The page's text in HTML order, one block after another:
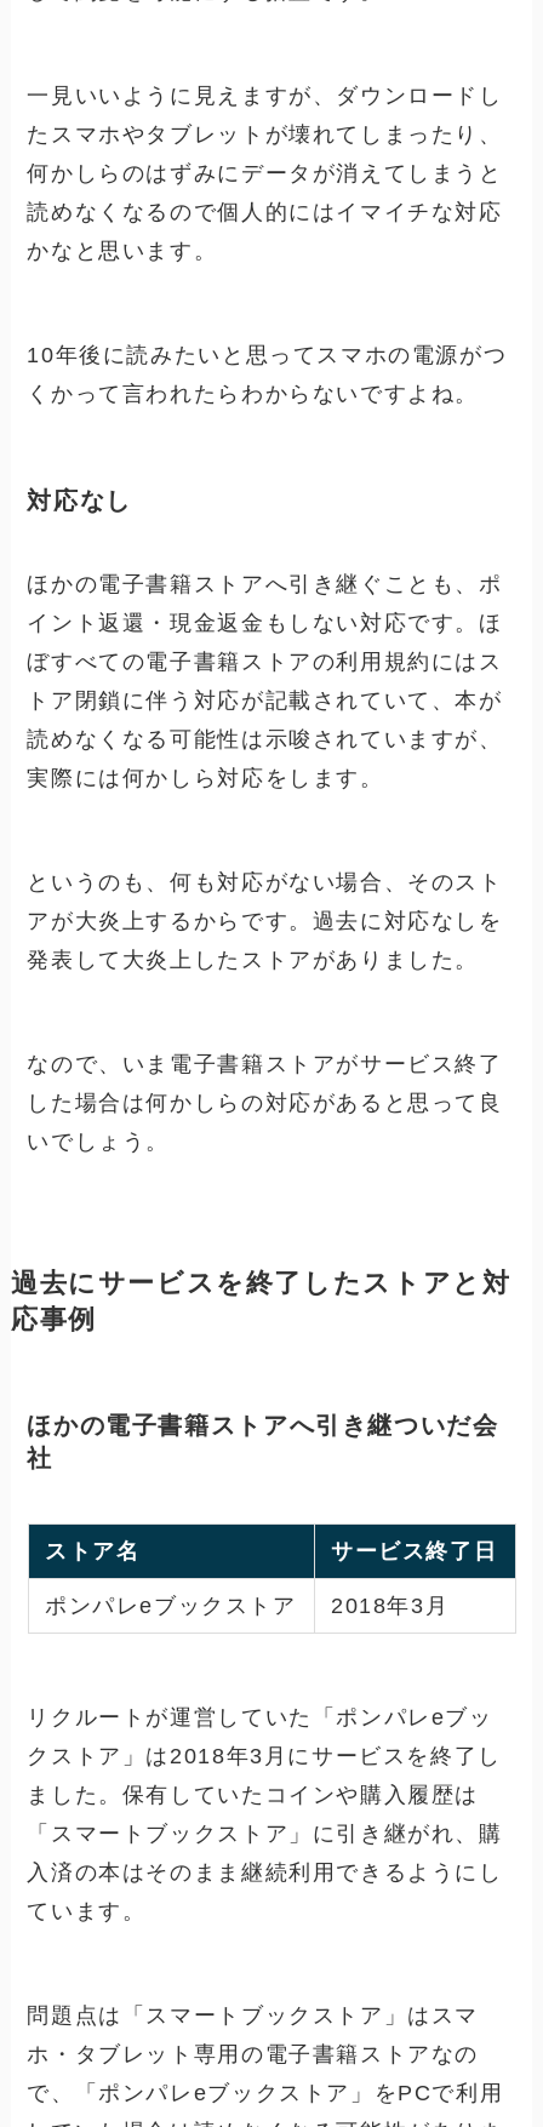
一見いいように見えますが、ダウンロードし
たスマホやタブレットが壊れてしまったり、
何かしらのはずみにデータが消えてしまうと
読めなくなるので個人的にはイマイチな対応
かなと思います。
10年後に読みたいと思ってスマホの電源がつ
くかって言われたらわからないですよね。
対応なし
ほかの電子書籍ストアへ引き継ぐことも、ポ
イント返還・現金返金もしない対応です。ほ
ぼすべての電子書籍ストアの利用規約にはス
トア閉鎖に伴う対応が記載されていて、本が
読めなくなる可能性は示唆されていますが、
実際には何かしら対応をします。
というのも、何も対応がない場合、そのスト
アが大炎上するからです。過去に対応なしを
発表して大炎上したストアがありました。
なので、いま電子書籍ストアがサービス終了
した場合は何かしらの対応があると思って良
いでしょう。
過去にサービスを終了したストアと対
応事例
ほかの電子書籍ストアへ引き継ついだ会
社
ストア名 サービス終了日
ポンパレeブックストア 2018年3月
リクルートが運営していた「ポンパレeブッ
クストア」は2018年3月にサービスを終了し
ました。保有していたコインや購入履歴は
「スマートブックストア」に引き継がれ、購
入済の本はそのまま継続利用できるようにし
ています。
問題点は「 スマートブックストア」はスマ
ホ・タブレット専用の電子書籍ストアなの
で、「ポンパレeブックストア」をPCで利用